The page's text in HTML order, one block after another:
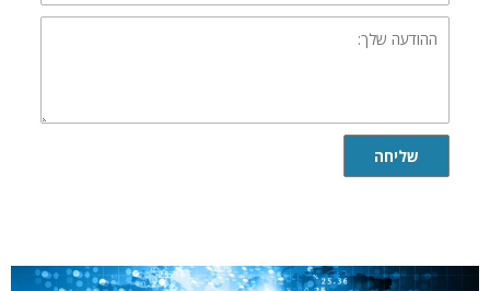
ההודעה
שלך:
שליחה